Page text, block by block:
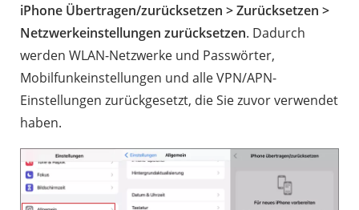
iPhone Übertragen/zurücksetzen > Zurücksetzen >
Netzwerkeinstellungen zurücksetzen. Dadurch
werden WLAN-Netzwerke und Passwörter,
Mobilfunkeinstellungen und alle VPN/APN-
Einstellungen zurückgesetzt, die Sie zuvor verwendet
haben.